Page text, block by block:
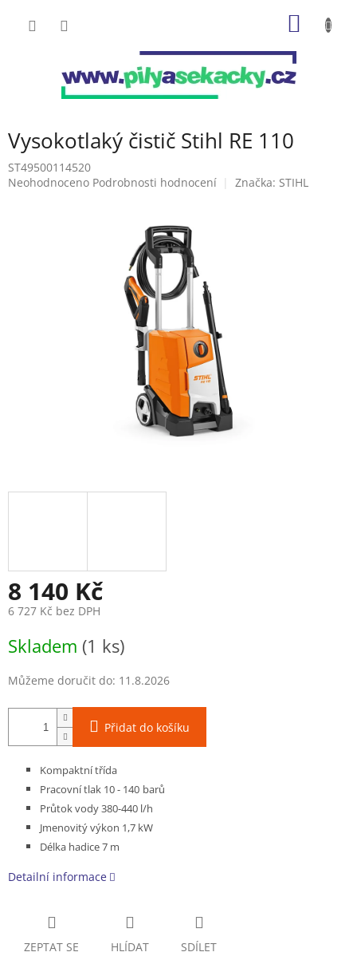
Vysokotlaký čistič Stihl RE 110
ST49500114520
Průměrné
Neohodnoceno Podrobnosti hodnocení Značka: STIHL
8 140 Kč
6 727 Kč bez DPH
cena:
Skladem (1 ks)
Můžeme doručit do: 11.8.2026
Přidat do košíku
Kompaktní třída
Pracovní tlak 10 - 140 barů
Průtok vody 380-440 l/h
Jmenovitý výkon 1,7 kW
Délka hadice 7 m
Detailní informace
ZEPTAT SE HLÍDAT SDÍLET